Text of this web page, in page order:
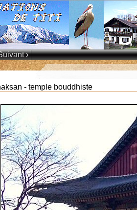
›
- temple bouddhiste